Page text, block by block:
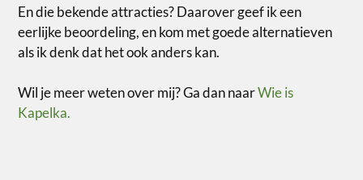
En die bekende attracties? Daarover geef ik een
eerlijke beoordeling, en kom met goede alternatieven
als ik denk dat het ook anders kan.
Wil je meer weten over mij? Ga dan naarWie is
Kapelka.